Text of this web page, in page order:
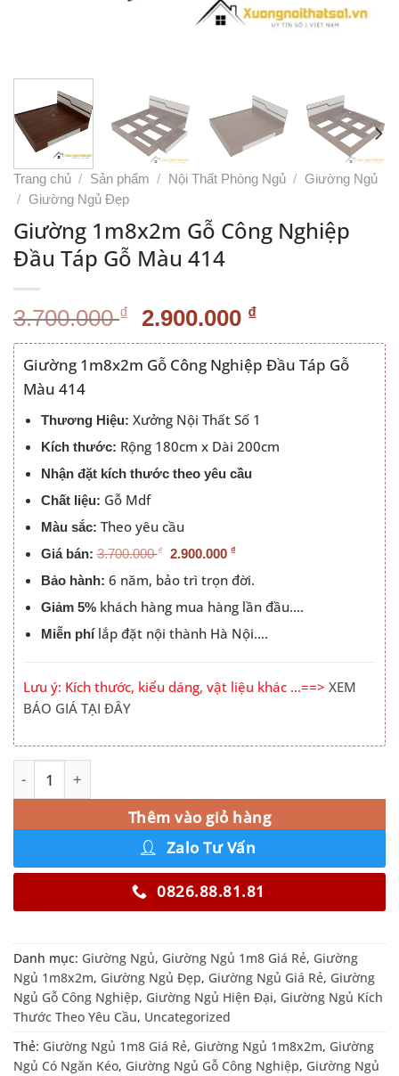
Trang chủ / Sản phẩm / Nội Thất Phòng Ngủ / Giường Ngủ
/ Giường Ngủ Đẹp
Giường 1m8x2m Gỗ Công Nghiệp
Đầu Táp Gỗ Màu 414
3.700.000₫ Giá
gốc
là:
2.900.000 ₫Giá
hiện
tại
2.900.000 ₫.
Giường 1m8x2m Gỗ Công Nghiệp Đầu Táp Gỗ
Màu 414
Thương Hiệu: Xưởng Nội Thất Số 1
Kích thước: Rộng 180cm x Dài 200cm
Nhận đặt kích thước theo yêu cầu
Chất liệu: Gỗ Mdf
Màu sắc: Theo yêu cầu
Giá bán:3.700.000 ₫ 2.900.000 ₫
Bảo hành: 6 năm, bảo trì trọn đời.
Giảm 5%khách hàng mua hàng lần đầu….
Miễn phílắp đặt nội thành Hà Nội….
Lưu ý: Kích thước, kiểu dáng, vật liệu khác …==> XEM
BÁO GIÁ TẠI ĐÂY
Giường 1m8x2m Gỗ Công Nghiệp Đầu Táp Gỗ Màu 414
Thêm vào giỏ hàng
Alternative:
Zalo Tư Vấn
0826.88.81.81
Danh mục: Giường Ngủ, Giường Ngủ 1m8 Giá Rẻ, Giường
Ngủ 1m8x2m, Giường Ngủ Đẹp, Giường Ngủ Giá Rẻ, Giường
Ngủ Gỗ Công Nghiệp, Giường Ngủ Hiện Đại, Giường Ngủ Kích
Thước Theo Yêu Cầu, Uncategorized
Thẻ: Giường Ngủ 1m8 Giá Rẻ, Giường Ngủ 1m8x2m, Giường
Ngủ Có Ngăn Kéo, Giường Ngủ Gỗ Công Nghiệp, Giường Ngủ